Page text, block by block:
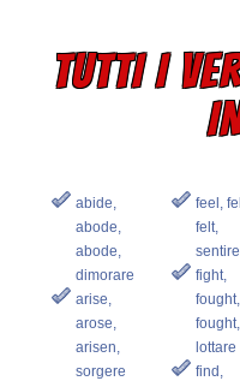
TUTTI I
abide,
abode,
abode,
dimorare
arise,
arose,
arisen,
sorgere
feel,
felt,
sentire
fight,
fought,
fought,
lottare
find,